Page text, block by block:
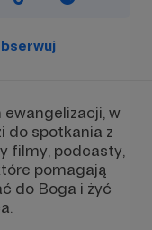
w
do spotkania z
filmy, podcasty,
pomagają
do Boga i żyć